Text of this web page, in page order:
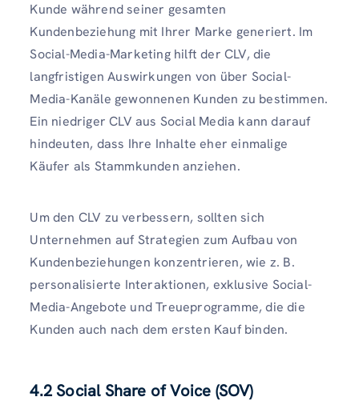
Kunde während seiner gesamten
Kundenbeziehung mit Ihrer Marke generiert. Im
Social-Media-Marketing hilft der CLV, die
langfristigen Auswirkungen von über Social-
Media-Kanäle gewonnenen Kunden zu bestimmen.
Ein niedriger CLV aus Social Media kann darauf
hindeuten, dass Ihre Inhalte eher einmalige
Käufer als Stammkunden anziehen.
Um den CLV zu verbessern, sollten sich
Unternehmen auf Strategien zum Aufbau von
Kundenbeziehungen konzentrieren, wie z. B.
personalisierte Interaktionen, exklusive Social-
Media-Angebote und Treueprogramme, die die
Kunden auch nach dem ersten Kauf binden.
4.2 Social Share of Voice (SOV)